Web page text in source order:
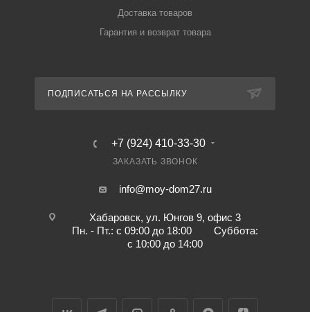
Доставка товаров
Гарантия и возврат товара
ПОДПИСАТЬСЯ НА РАССЫЛКУ
+7 (924) 410-33-30
ЗАКАЗАТЬ ЗВОНОК
info@moy-dom27.ru
Хабаровск, ул. Юнгов 9, офис 3
Пн. - Пт.: с 09:00 до 18:00 Суббота:
с 10:00 до 14:00